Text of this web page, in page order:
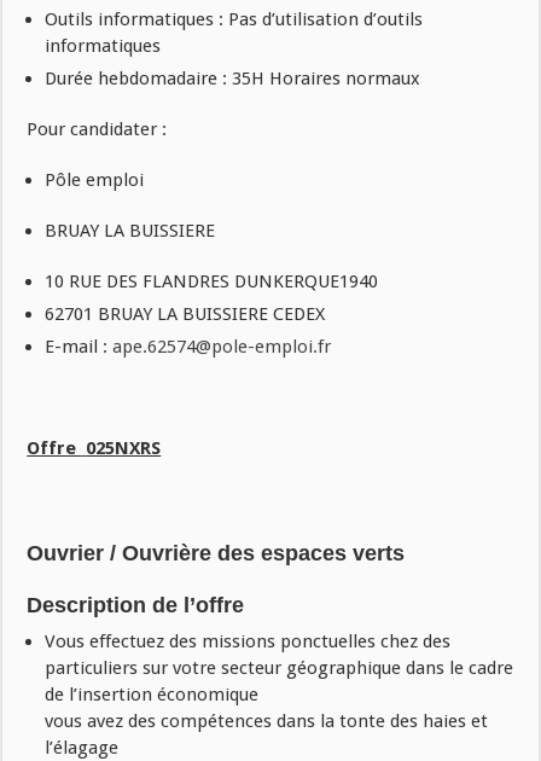
Outils informatiques : Pas d’utilisation d’outils
informatiques
Durée hebdomadaire : 35H Horaires normaux
Pour candidater :
Pôle emploi
BRUAY LA BUISSIERE
10 RUE DES FLANDRES DUNKERQUE1940
62701 BRUAY LA BUISSIERE CEDEX
E-mail :ape.62574@pole-emploi.fr
Offre 025NXRS
Ouvrier / Ouvrière des espaces verts
Description de l’offre
Vous effectuez des missions ponctuelles chez des
particuliers sur votre secteur géographique dans le cadre
de l’insertion économique
vous avez des compétences dans la tonte des haies et
l’élagage